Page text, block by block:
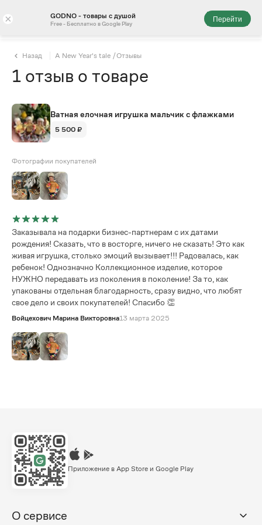
× GODNO - товары с душой
Free - Бесплатно в Google Play
Перейти
Назад A New Year's tale /Отзывы
1 отзыв о товаре
Ватная елочная игрушка мальчик с флажками
5 500 ₽
Фотографии покупателей
Заказывала на подарки бизнес-партнерам с их датами
рождения! Сказать, что в восторге, ничего не сказать! Это как
живая игрушка, столько эмоций вызывает!!! Радовалась, как
ребенок! Однозначно Коллекционное изделие, которое
НУЖНО передавать из поколения в поколение! За то, как
упакованы отдельная благодарность, сразу видно, что любят
свое дело и своих покупателей! Спасибо 👏
Войцехович Марина Викторовна13 марта 2025
Приложение в App Store и Google Play
О сервисе